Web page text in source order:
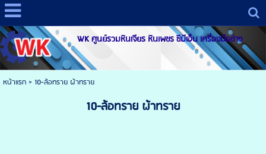
WK ศูนย์รวมหินเจียร หินเพชร ซีบีเอ็น เครื่องมือช่าง
หน้าแรก> 10-ล้อทราย ผ้าทราย
10-ล้อทราย ผ้าทราย